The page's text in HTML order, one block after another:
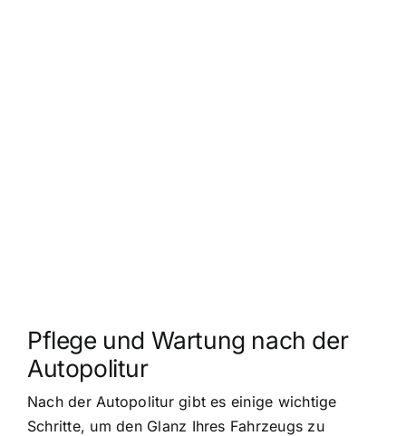
Pflege und Wartung nach der
Autopolitur
Nach der Autopolitur gibt es einige wichtige
Schritte, um den Glanz Ihres Fahrzeugs zu